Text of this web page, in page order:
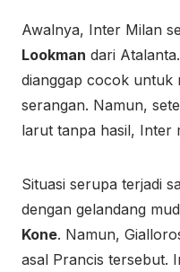
Awalnya, Inter Milan
Lookman dari
dianggap cocok untuk
serangan. Namun,
larut tanpa hasil, Inter
Situasi serupa terjadi
dengan gelandang
Kone. Namun,
asal Prancis tersebut.